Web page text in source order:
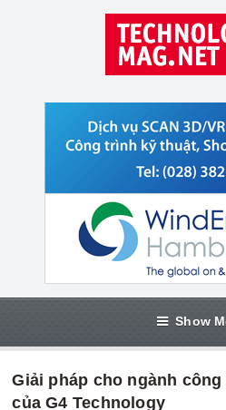
Show
Giải pháp cho ngành
của G4 Technology